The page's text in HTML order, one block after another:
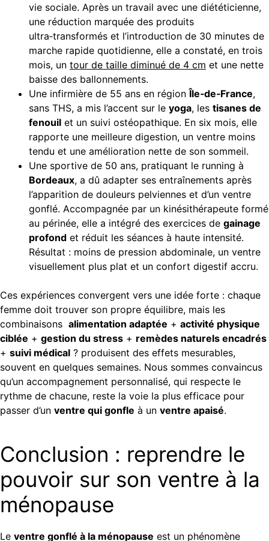
vie sociale. Après un travail avec une diététicienne,
une réduction marquée des produits
ultra‑transformés et l’introduction de 30 minutes de
marche rapide quotidienne, elle a constaté, en trois
mois, un tour de taille diminué de 4 cm et une nette
baisse des ballonnements.
Une infirmière de 55 ans en régionÎle‑de‑France,
sans THS, a mis l’accent sur le yoga, les tisanes de
fenouil et un suivi ostéopathique. En six mois, elle
rapporte une meilleure digestion, un ventre moins
tendu et une amélioration nette de son sommeil.
Une sportive de 50 ans, pratiquant le running à
Bordeaux, a dû adapter ses entraînements après
l’apparition de douleurs pelviennes et d’un ventre
gonflé. Accompagnée par un kinésithérapeute formé
au périnée, elle a intégré des exercices de gainage
profond et réduit les séances à haute intensité.
Résultat : moins de pression abdominale, un ventre
visuellement plus plat et un confort digestif accru.
Ces expériences convergent vers une idée forte : chaque
femme doit trouver son propre équilibre, mais les
combinaisons alimentation adaptée + activité physique
ciblée + gestion du stress + remèdes naturels encadrés
+ suivi médical ? produisent des effets mesurables,
souvent en quelques semaines. Nous sommes convaincus
qu’un accompagnement personnalisé, qui respecte le
rythme de chacune, reste la voie la plus efficace pour
passer d’un ventre qui gonfle à un ventre apaisé.
Conclusion : reprendre le
pouvoir sur son ventre à la
ménopause
Le ventre gonflé à la ménopause est un phénomène